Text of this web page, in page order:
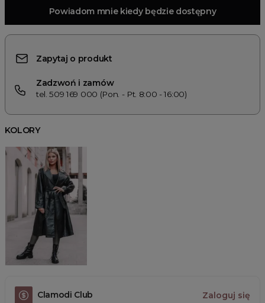
Powiadom mnie kiedy będzie dostępny
Zapytaj o produkt
Zadzwoń i zamów
tel. 509 169 000 (Pon. - Pt. 8:00 - 16:00)
KOLORY
Clamodi Club Zaloguj się